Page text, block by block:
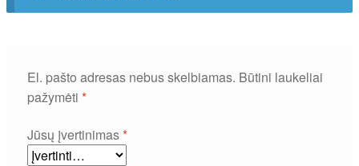
El. pašto adresas nebus skelbiamas. Būtini laukeliai
pažymėti *
Jūsų įvertinimas*